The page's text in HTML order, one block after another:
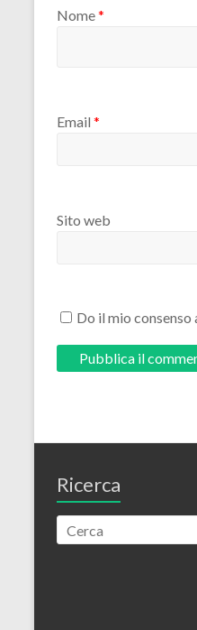
Nome*
Email *
Sito web
Do il mio
Ricerca